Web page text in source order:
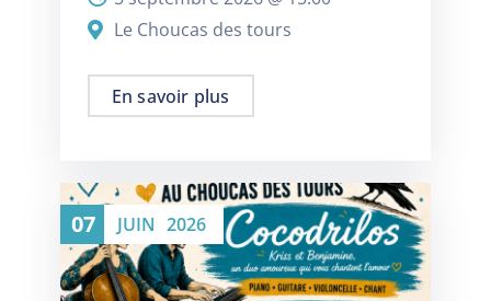
Le Choucas des tours
En savoir plus
07 JUIN 2026